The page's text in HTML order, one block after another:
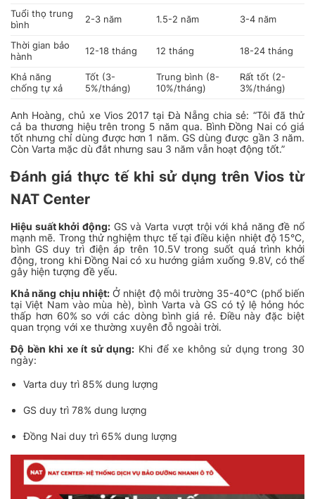
Tuổi thọ trung
bình
2-3 năm 1.5-2 năm 3-4 năm
Thời gian bảo
hành
12-18 tháng 12 tháng 18-24 tháng
Khả năng
chống tự xả
Tốt (3-
5%/tháng)
Trung bình (8-
10%/tháng)
Rất tốt (2-
3%/tháng)
Anh Hoàng, chủ xe Vios 2017 tại Đà Nẵng chia sẻ: “Tôi đã thử
cả ba thương hiệu trên trong 5 năm qua. Bình Đồng Nai có giá
tốt nhưng chỉ dùng được hơn 1 năm. GS dùng được gần 3 năm.
Còn Varta mặc dù đắt nhưng sau 3 năm vẫn hoạt động tốt.”
Đánh giá thực tế khi sử dụng trên Vios từ
NAT Center
Hiệu suất khởi động: GS và Varta vượt trội với khả năng đề nổ
mạnh mẽ. Trong thử nghiệm thực tế tại điều kiện nhiệt độ 15°C,
bình GS duy trì điện áp trên 10.5V trong suốt quá trình khởi
động, trong khi Đồng Nai có xu hướng giảm xuống 9.8V, có thể
gây hiện tượng đề yếu.
Khả năng chịu nhiệt:Ở nhiệt độ môi trường 35-40°C (phổ biến
tại Việt Nam vào mùa hè), bình Varta và GS có tỷ lệ hỏng hóc
thấp hơn 60% so với các dòng bình giá rẻ. Điều này đặc biệt
quan trọng với xe thường xuyên đỗ ngoài trời.
Độ bền khi xe ít sử dụng: Khi để xe không sử dụng trong 30
ngày:
Varta duy trì 85% dung lượng
GS duy trì 78% dung lượng
Đồng Nai duy trì 65% dung lượng